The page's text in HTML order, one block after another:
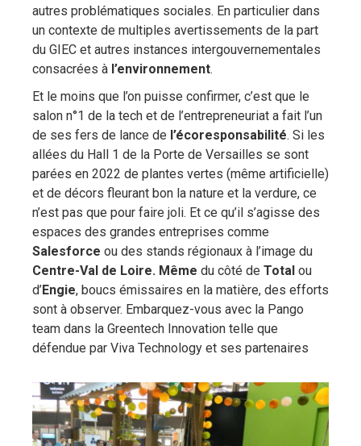
autres problématiques sociales. En particulier dans
un contexte de multiples avertissements de la part
du GIEC et autres instances intergouvernementales
consacrées à l’environnement.
Et le moins que l’on puisse confirmer, c’est que le
salon n°1 de la tech et de l’entrepreneuriat a fait l’un
de ses fers de lance de l’écoresponsabilité. Si les
allées du Hall 1 de la Porte de Versailles se sont
parées en 2022 de plantes vertes (même artificielle)
et de décors fleurant bon la nature et la verdure, ce
n’est pas que pour faire joli. Et ce qu’il s’agisse des
espaces des grandes entreprises comme
Salesforce ou des stands régionaux à l’image du
Centre-Val de Loire. Même du côté de Total ou
d’Engie, boucs émissaires en la matière, des efforts
sont à observer. Embarquez-vous avec la Pango
team dans la Greentech Innovation telle que
défendue par Viva Technology et ses partenaires